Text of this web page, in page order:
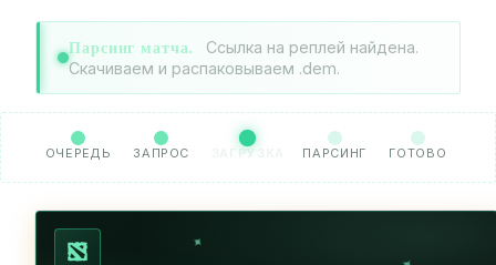
Парсинг матча.
Ссылка на реплей найдена.
Скачиваем и распаковываем .dem.
ОЧЕРЕДЬ ЗАПРОС ЗАГРУЗКА ПАРСИНГ ГОТОВО
✦